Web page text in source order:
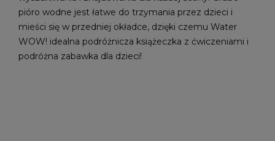
pióro wodne jest łatwe do trzymania przez dzieci i
mieści się w przedniej okładce, dzięki czemu Water
WOW! idealna podróżnicza książeczka z ćwiczeniami i
podróżna zabawka dla dzieci!